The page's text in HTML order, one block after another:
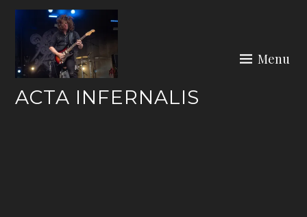
Skip
content
ACTA INFERNALIS
Menu